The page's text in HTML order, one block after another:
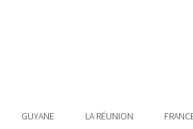
GUYANE LA RÉUNION